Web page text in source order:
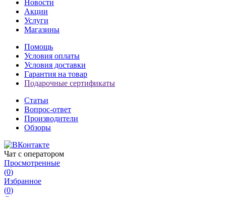
Новости
Акции
Услуги
Магазины
Помощь
Условия оплаты
Условия доставки
Гарантия на товар
Подарочные сертификаты
Статьи
Вопрос-ответ
Производители
Обзоры
Чат с оператором
Просмотренные
(0)
Избранное
(0)